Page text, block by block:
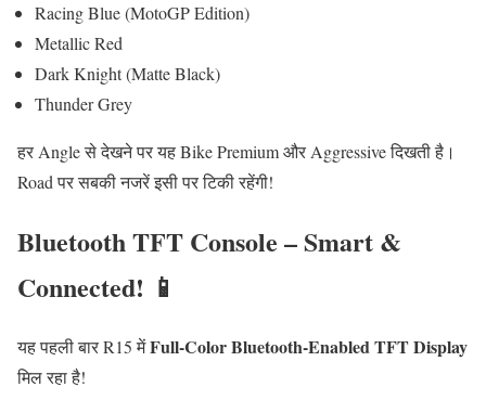
Racing Blue (MotoGP Edition)
Metallic Red
Dark Knight (Matte Black)
Thunder Grey
हर Angle से देखने पर यह Bike Premium और Aggressive दिखती है।
Road पर सबकी नजरें इसी पर टिकी रहेंगी!
Bluetooth TFT Console – Smart &
Connected! 📱
यह पहली बार R15 मेंFull-Color Bluetooth-Enabled TFT Display
मिल रहा है!